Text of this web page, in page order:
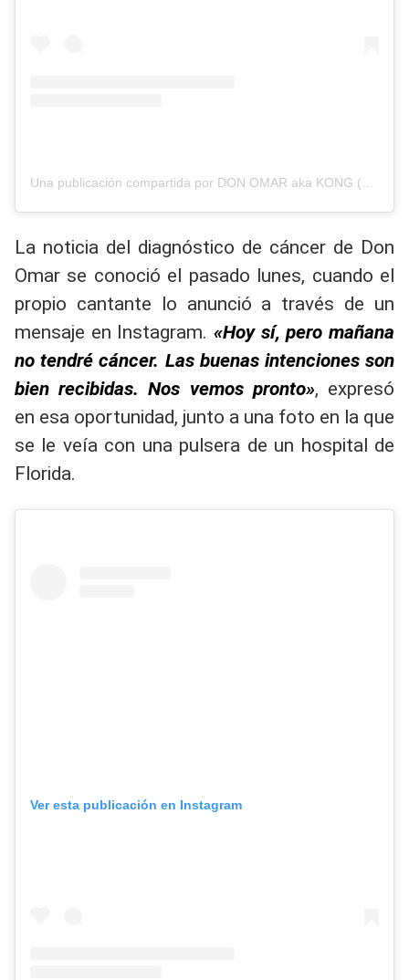
La noticia del diagnóstico de cáncer de Don
Omar se conoció el pasado lunes, cuando el
propio cantante lo anunció a través de un
mensaje en Instagram. «Hoy sí, pero mañana
no tendré cáncer. Las buenas intenciones son
bien recibidas. Nos vemos pronto», expresó
en esa oportunidad, junto a una foto en la que
se le veía con una pulsera de un hospital de
Florida.
Ver esta publicación en Instagram